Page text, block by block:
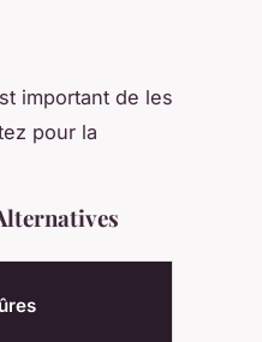
important de les
pour la